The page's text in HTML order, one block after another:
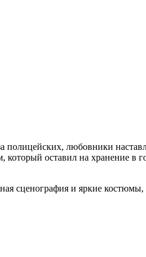
любовники
оставил на хранение в
сценография и яркие